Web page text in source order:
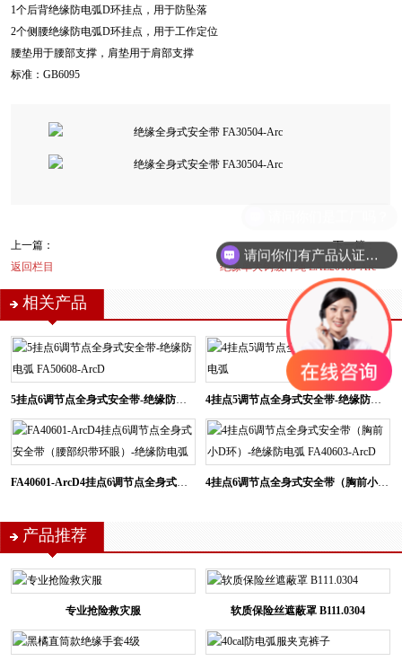
1个后背绝缘防电弧D环挂点，用于防坠落
2个侧腰绝缘防电弧D环挂点，用于工作定位
腰垫用于腰部支撑，肩垫用于肩部支撑
标准：GB6095
上一篇：
返回栏目
下一篇：
绝缘单大钩缓冲绳 EAL20103-Arc
相关产品
5挂点6调节点全身式安全带-绝缘防电弧 FA50608-ArcD 4挂点5调节点全身式安全带-绝缘防电弧
FA40601-ArcD4挂点6调节点全身式安全带（腰部织带环眼）-绝缘防电弧 4挂点6调节点全身式安全带（胸前小D环）-绝缘防电弧 FA40603-ArcD
产品推荐
专业抢险救灾服 软质保险丝遮蔽罩 B111.0304
请问你们有产品认证吗？